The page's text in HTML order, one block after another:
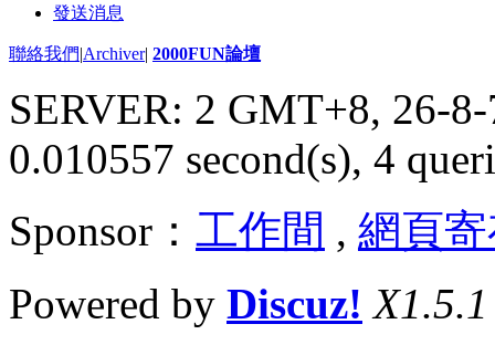
發送消息
聯絡我們|Archiver| 2000FUN論壇
SERVER: 2 GMT+8, 26-
0.010557 second(s), 4
Sponsor： 工作間 , 網頁
Powered by Discuz! X1.5.1